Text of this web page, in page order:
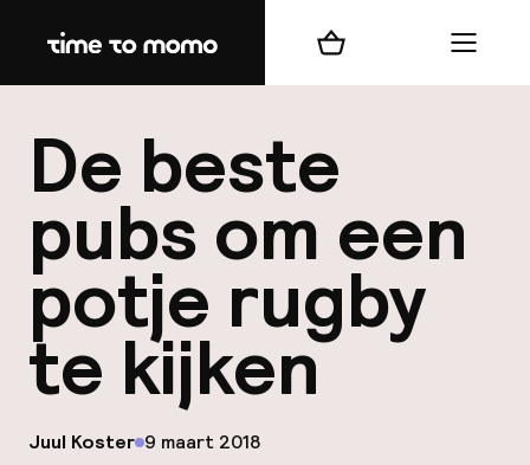
Home Winkelmand Menu
De beste
pubs om een
potje rugby
te kijken
Gepubliceerd door
Juul Koster op
9 maart 2018